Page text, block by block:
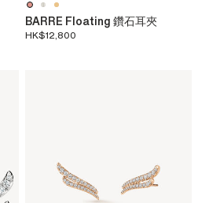
BARRE Floating 鑽石耳夾
HK$12,800